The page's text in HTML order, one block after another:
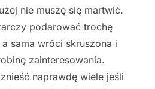
nie muszę się martwić.
podarować trochę
sama wróci skruszona i
zainteresowania.
naprawdę wiele jeśli